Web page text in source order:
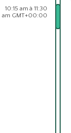
10:15 am à 11:30
am GMT+00:00